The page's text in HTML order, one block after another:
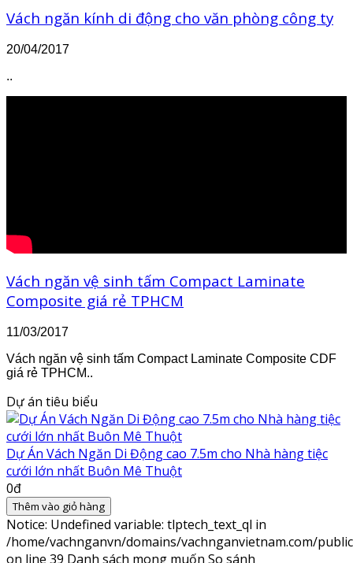
Vách ngăn kính di động cho văn phòng công ty
20/04/2017
..
Vách ngăn vệ sinh tấm Compact Laminate
Composite giá rẻ TPHCM
11/03/2017
Vách ngăn vệ sinh tấm Compact Laminate Composite CDF
giá rẻ TPHCM..
Dự án tiêu biểu
Dự Án Vách Ngăn Di Động cao 7.5m cho Nhà hàng tiệc
cưới lớn nhất Buôn Mê Thuột
0đ
Thêm vào giỏ hàng
Notice: Undefined variable: tlptech_text_ql in
/home/vachnganvn/domains/vachnganvietnam.com/
on line 39 Danh sách mong muốn So sánh